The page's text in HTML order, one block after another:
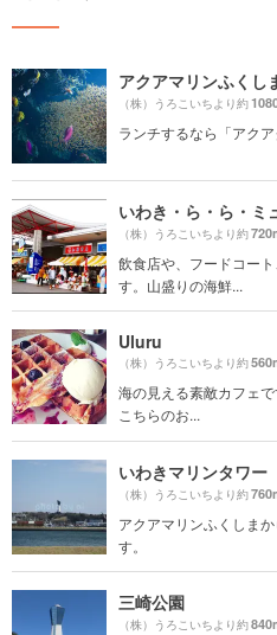
アクアマリンふくし
（株）うろこいちより約
ランチするなら「アク
いわき・ら・ら・ミ
（株）うろこいちより約
飲食店や、フードコー
す。山盛りの海鮮...
Uluru
（株）うろこいちより約
海の見える素敵カフェ
こちらのお...
いわきマリンタワー
（株）うろこいちより約
アクアマリンふくしま
す。
三崎公園
（株）うろこいちより約